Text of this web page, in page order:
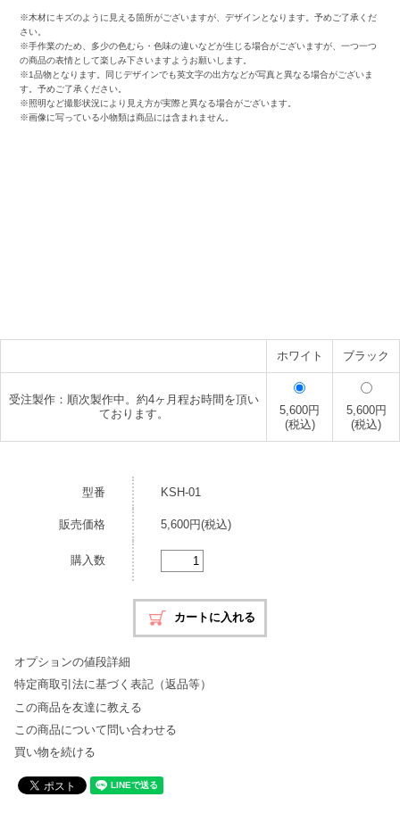
※木材にキズのように見える箇所がございますが、デザインとなります。予めご了承くだ
さい。
※手作業のため、多少の色むら・色味の違いなどが生じる場合がございますが、一つ一つ
の商品の表情として楽しみ下さいますようお願いします。
※1品物となります。同じデザインでも英文字の出方などが写真と異なる場合がございま
す。予めご了承ください。
※照明など撮影状況により見え方が実際と異なる場合がございます。
※画像に写っている小物類は商品には含まれません。
ホワイト ブラック
受注製作：順次製作中。約4ヶ月程お時間を頂い
ております。
5,600円
(税込)
5,600円
(税込)
型番 KSH-01
販売価格 5,600円(税込)
購入数
オプションの値段詳細
特定商取引法に基づく表記（返品等）
この商品を友達に教える
この商品について問い合わせる
買い物を続ける